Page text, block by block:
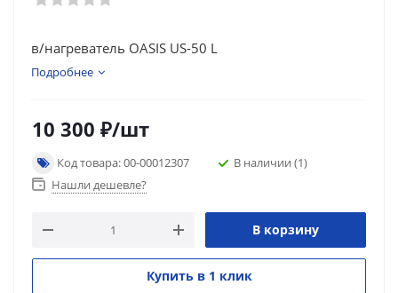
в/нагреватель OASIS US-50 L
Подробнее
10 300 ₽/шт
Код товара: 00-00012307 В наличии (1)
Нашли дешевле?
В корзину
Купить в 1 клик